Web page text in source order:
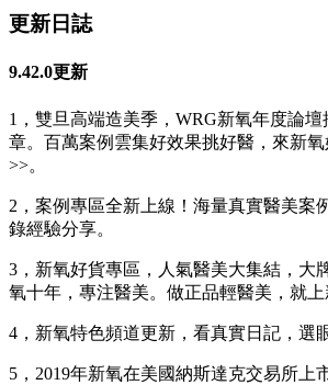
更新日誌
9.42.0更新
1，雙旦高端造美季，WRG新氧年度論
章。百萬案例雲集好效果挑好醫，來新
>>。
2，案例專區全新上線！海量真實醫美案
錄經驗分享。
3，新氧好貨專區，人氣醫美大集結，大
氧十年，專注醫美。做正品輕醫美，就上
4，新氧特色頻道更新，看真實日記，選
5，2019年新氧在美國納斯達克交易所上